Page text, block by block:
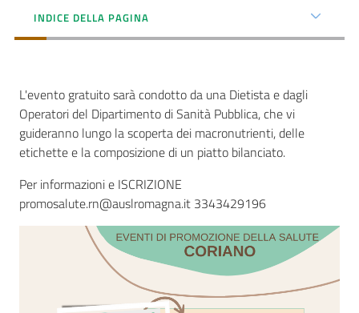
dei
Servizi
a...
Bandi
Concorsi
INDICE DELLA PAGINA
L'evento gratuito sarà condotto da una Dietista e dagli
Operatori del Dipartimento di Sanità Pubblica, che vi
guideranno lungo la scoperta dei macronutrienti, delle
etichette e la composizione di un piatto bilanciato.
Per informazioni e ISCRIZIONE
promosalute.rn@auslromagna.it 3343429196